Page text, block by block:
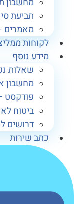
תביעת סיעודי
מאמרים –
ממליצים
נוסף
שאלות נפוצות
מחשבון אחוזי
פודקסט –
ביטוח לאומי
דרושים
שירות